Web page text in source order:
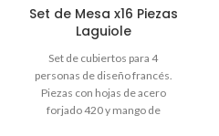
Set de Mesa x16 Piezas
Laguiole
Set de cubiertos para 4
personas de diseño francés.
Piezas con hojas de acero
forjado 420 y mango de